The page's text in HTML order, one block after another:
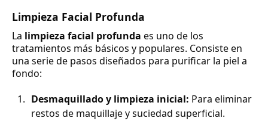
Limpieza Facial Profunda
La limpieza facial profunda es uno de los
tratamientos más básicos y populares. Consiste en
una serie de pasos diseñados para purificar la piel a
fondo:
Desmaquillado y limpieza inicial: Para eliminar
restos de maquillaje y suciedad superficial.